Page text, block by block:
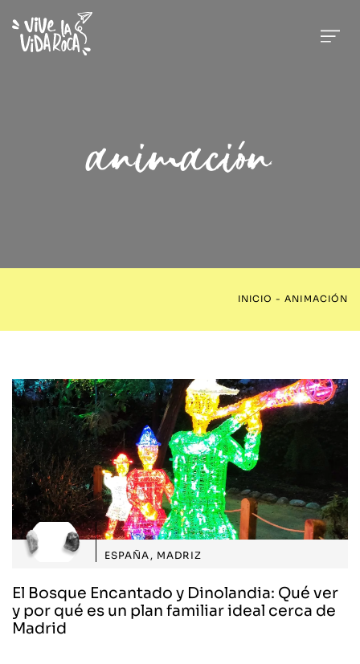
animación
INICIO -ANIMACIÓN
ESPAÑA , MADRIZ
El Bosque Encantado y Dinolandia: Qué ver
y por qué es un plan familiar ideal cerca de
Madrid